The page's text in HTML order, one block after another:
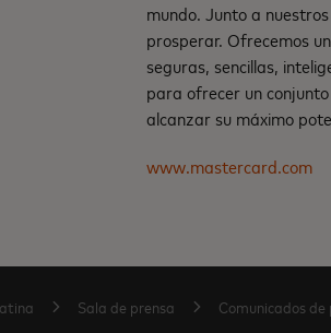
mundo. Junto a
prosperar. Ofrecemos
seguras, sencillas,
para ofrecer un
alcanzar su máximo
www.mastercard.com
Sala de prensa Comunicados de